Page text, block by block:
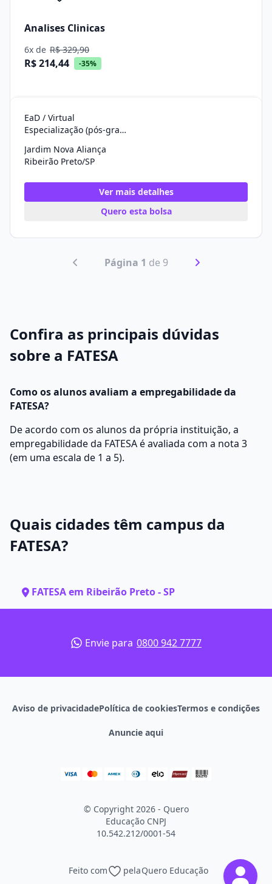
Continuar
Analises Clinicas
6x de R$ 329,90
R$ 214,44 -35%
EaD / Virtual
Especialização (pós-graduação)
Jardim Nova Aliança
Ribeirão Preto/SP
Ver mais detalhes
Quero esta bolsa
Página 1 de 9
Confira as principais dúvidas
sobre a FATESA
Como os alunos avaliam a empregabilidade da
FATESA?
De acordo com os alunos da própria instituição, a
empregabilidade da FATESA é avaliada com a nota 3
(em uma escala de 1 a 5).
Quais cidades têm campus da
FATESA?
FATESA em Ribeirão Preto - SP
Envie para 0800 942 7777
Aviso de privacidadePolítica de cookiesTermos e condições
Anuncie aqui
© Copyright 2026 - Quero
Educação CNPJ
10.542.212/0001-54
Feito com pelaQuero Educação